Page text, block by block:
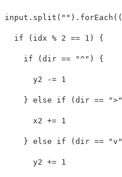
input . split ( "" ). forEach ((
if ( idx % 2 == 1 ) {
if (dir == "^ " ) {
y2 -= 1
} else if (dir == ">"
x2 += 1
} else if (dir == "v "
y2 += 1